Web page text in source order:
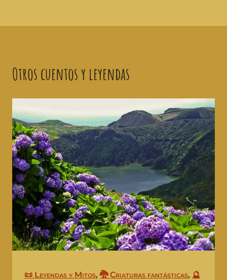
Otros cuentos y leyendas
📜 Leyendas y Mitos, 🐉 Criaturas fantásticas, 🔮